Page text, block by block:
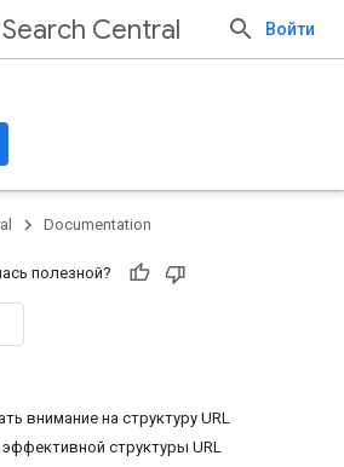
Search Central Войти
Documentation
полезной?
внимание на структуру URL
структуры URL